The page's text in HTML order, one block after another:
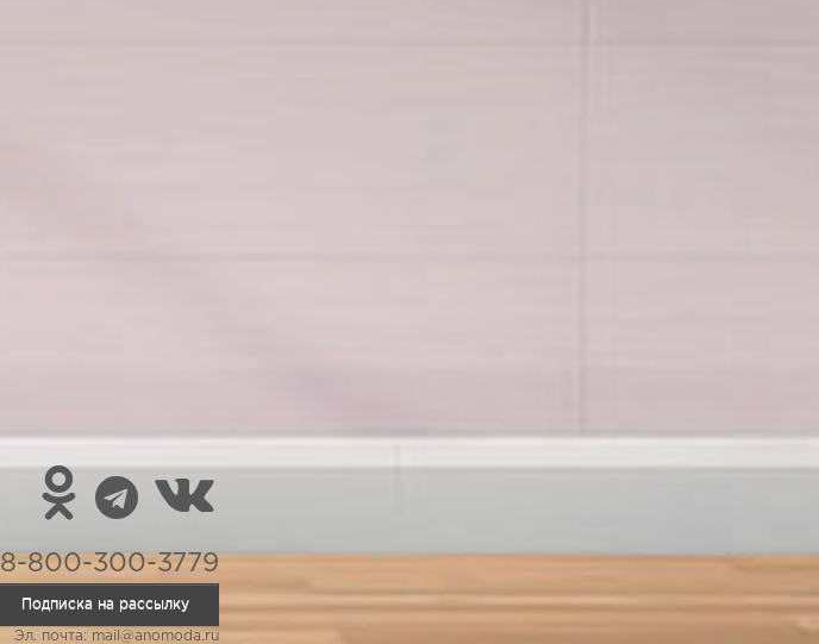
8-800-300-3779
Подписка на рассылку
Эл. почта: mail@anomoda.ru